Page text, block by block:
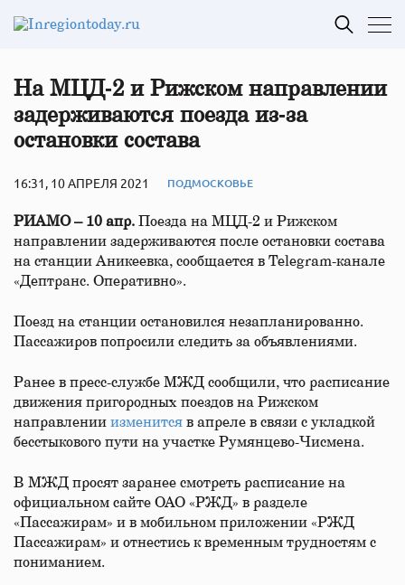
На МЦД‑2 и Рижском направлении
задерживаются поезда из‑за
остановки состава
16:31, 10 АПРЕЛЯ 2021 ПОДМОСКОВЬЕ
РИАМО – 10 апр.
Поезда на МЦД-2 и Рижском
направлении задерживаются после остановки состава
на станции Аникеевка, сообщается в Telegram-канале
«Дептранс. Оперативно».
Поезд на станции остановился незапланированно.
Пассажиров попросили следить за объявлениями.
Ранее в пресс-службе МЖД сообщили, что расписание
движения пригородных поездов на Рижском
направлении изменится в апреле в связи с укладкой
бесстыкового пути на участке Румянцево-Чисмена.
В МЖД просят заранее смотреть расписание на
официальном сайте ОАО «РЖД» в разделе
«Пассажирам» и в мобильном приложении «РЖД
Пассажирам» и отнестись к временным трудностям с
пониманием.